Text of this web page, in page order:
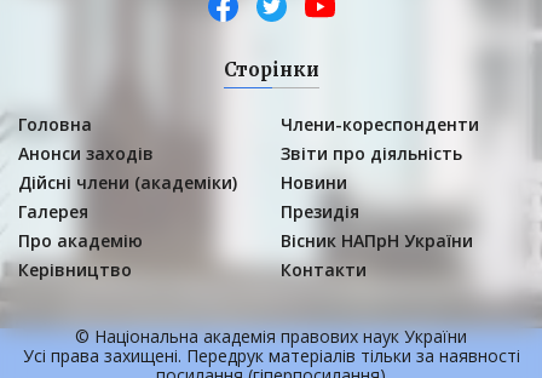
Сторінки
Головна
Анонси заходів
Дійсні члени (академіки)
Галерея
Про академію
Керівництво
Члени-кореспонденти
Звіти про діяльність
Новини
Президія
Вісник НАПрН України
Контакти
© Національна академія правових наук України
Усi права захищенi. Передрук матерiалiв тільки за наявності